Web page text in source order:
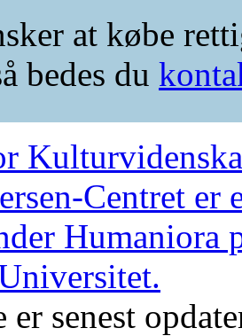
at købe
bedes du
er senest